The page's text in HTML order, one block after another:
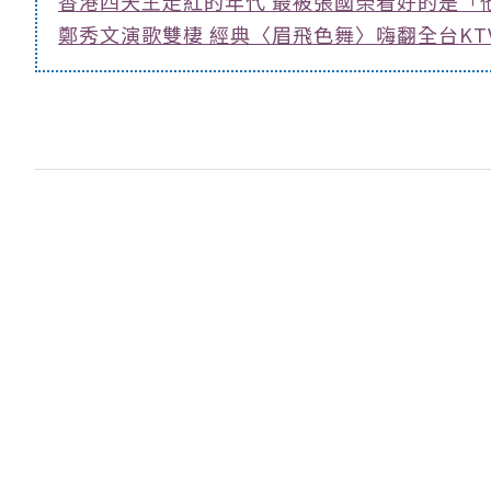
鄭秀文演歌雙棲 經典〈眉飛色舞〉嗨翻全台